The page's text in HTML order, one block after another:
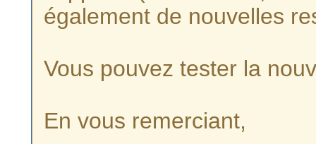
également de nouvelles
Vous pouvez tester la
En vous remerciant,